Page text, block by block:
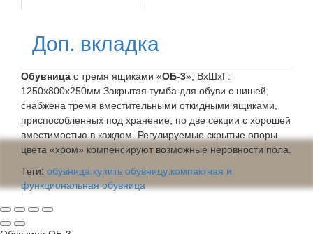
Доп. вкладка
Обувница с тремя ящиками «ОБ-3»; ВхШхГ:
1250х800х250мм Закрытая тумба для обуви с нишей,
снабжена тремя вместительными откидными ящиками,
приспособленных под хранение, по две секции с хорошей
вместимостью в каждом. Регулируемые скрытые опоры
цвета «хром» компенсируют возможные неровности пола.
Теги: обувница.купить обувницу.компактная и
функциональная обувница